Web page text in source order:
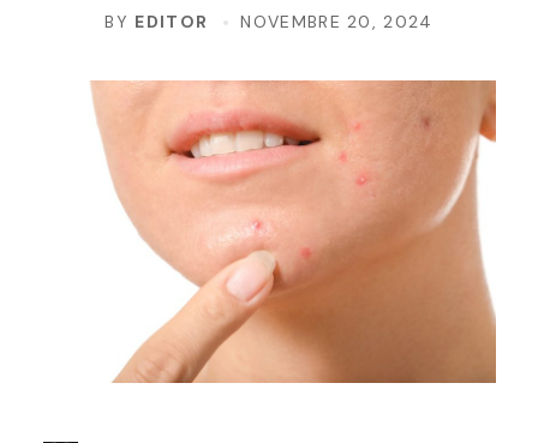
BY EDITOR NOVEMBRE 20, 2024